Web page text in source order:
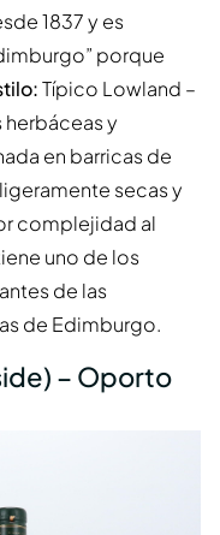
1837 y es
porque
Típico Lowland –
y
en barricas de
secas y
complejidad al
uno de los
de las
de Edimburgo.
– Oporto